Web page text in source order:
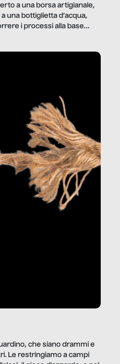
a una borsa artigianale,
una bottiglietta d’acqua,
i processi alla base
che fanno la nostra vita
che siano drammi e
Le restringiamo a campi